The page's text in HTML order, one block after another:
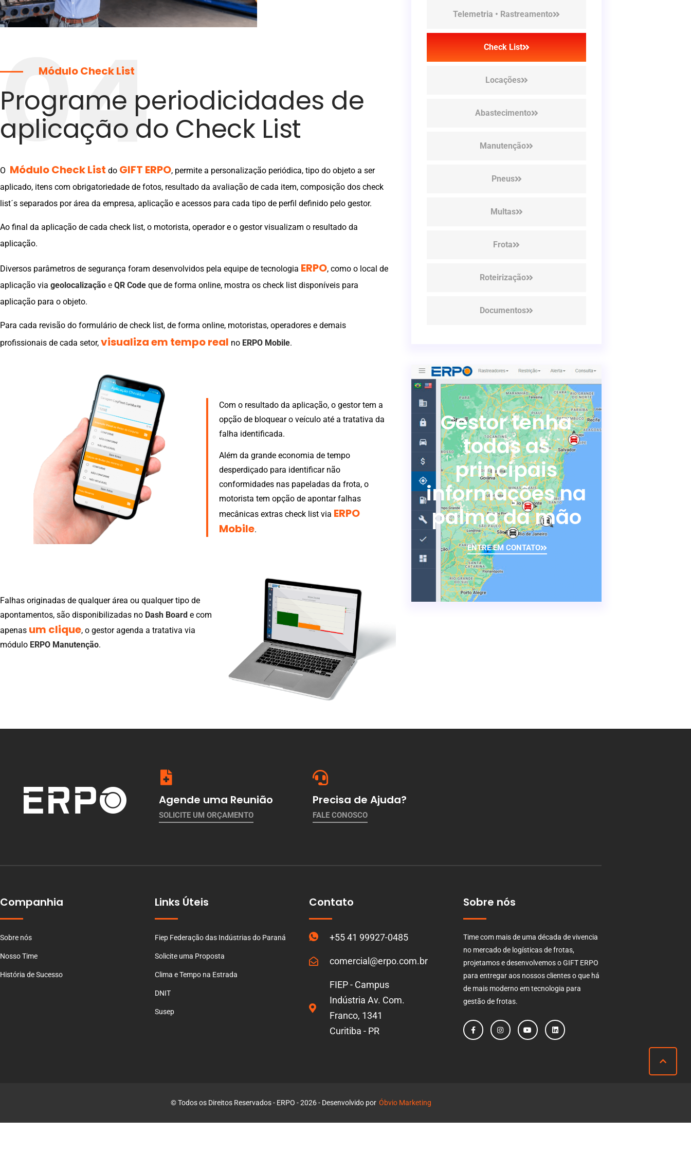
04
Módulo Check List
Programe periodicidades de
aplicação do Check List
O Módulo Check List do GIFT ERPO, permite a personalização periódica, tipo do objeto a ser
aplicado, itens com obrigatoriedade de fotos, resultado da avaliação de cada item, composição dos check
list´s separados por área da empresa, aplicação e acessos para cada tipo de perfil definido pelo gestor.
Ao final da aplicação de cada check list, o motorista, operador e o gestor visualizam o resultado da
aplicação.
Diversos parâmetros de segurança foram desenvolvidos pela equipe de tecnologia ERPO, como o local de
aplicação via geolocalização e QR Code que de forma online, mostra os check list disponíveis para
aplicação para o objeto.
Para cada revisão do formulário de check list, de forma online, motoristas, operadores e demais
profissionais de cada setor, visualiza em tempo real no ERPO Mobile.
Com o resultado da aplicação, o gestor tem a
opção de bloquear o veículo até a tratativa da
falha identificada.
Além da grande economia de tempo
desperdiçado para identificar não
conformidades nas papeladas da frota, o
motorista tem opção de apontar falhas
mecânicas extras check list via ERPO
Mobile.
Falhas originadas de qualquer área ou qualquer tipo de
apontamentos, são disponibilizadas no Dash Board e com
apenas um clique, o gestor agenda a tratativa via
módulo ERPO Manutenção.
Telemetria • Rastreamento
Check List
Locações
Abastecimento
Manutenção
Pneus
Multas
Frota
Roteirização
Documentos
Gestor tenha
todas as
principais
informações na
palma da mão
ENTRE EM CONTATO
Agende uma Reunião
SOLICITE UM ORÇAMENTO
Precisa de Ajuda?
FALE CONOSCO
Companhia
Sobre nós
Nosso Time
História de Sucesso
Links Úteis
Fiep Federação das Indústrias do Paraná
Solicite uma Proposta
Clima e Tempo na Estrada
DNIT
Susep
Contato
+55 41 99927-0485
comercial@erpo.com.br
FIEP - Campus
Indústria Av. Com.
Franco, 1341
Curitiba - PR
Sobre nós
Time com mais de uma década de vivencia
no mercado de logísticas de frotas,
projetamos e desenvolvemos o GIFT ERPO
para entregar aos nossos clientes o que há
de mais moderno em tecnologia para
gestão de frotas.
© Todos os Direitos Reservados - ERPO - 2026 - Desenvolvido por Óbvio Marketing